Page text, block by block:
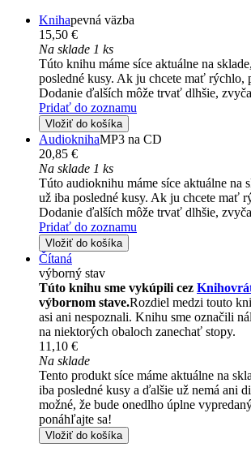
Knihapevná väzba
15,50 €
Na sklade 1 ks
Túto knihu máme síce aktuálne na
posledné kusy. Ak ju chcete mať rýchlo,
Dodanie ďalších môže trvať dlhšie,
Pridať do zoznamu
Vložiť do košíka
AudioknihaMP3 na CD
20,85 €
Na sklade 1 ks
Túto audioknihu máme síce aktuálne na
už iba posledné kusy. Ak ju chcete mať
Dodanie ďalších môže trvať dlhšie,
Pridať do zoznamu
Vložiť do košíka
Čítaná
výborný stav
Túto knihu sme vykúpili cez
výbornom stave.Rozdiel medzi touto
asi ani nespoznali. Knihu sme označili
na niektorých obaloch zanechať stopy.
11,10 €
Na sklade
Tento produkt síce máme aktuálne na
iba posledné kusy a ďalšie už nemá ani
možné, že bude onedlho úplne
ponáhľajte sa!
Vložiť do košíka